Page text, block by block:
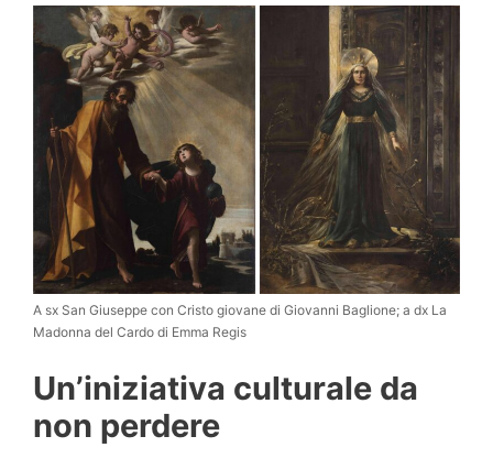
A sx San Giuseppe con Cristo giovane di Giovanni Baglione; a dx La
Madonna del Cardo di Emma Regis
Un’iniziativa culturale da
non perdere